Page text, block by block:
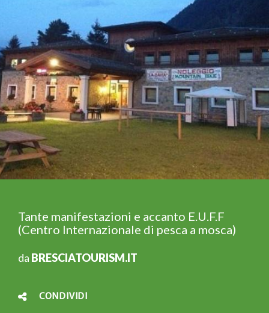
Tante manifestazioni e accanto E.U.F.F
(Centro Internazionale di pesca a mosca)
da BRESCIATOURISM.IT
CONDIVIDI